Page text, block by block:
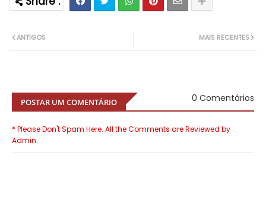
MAIS RECENTES
ANTIGOS
POSTAR UM COMENTÁRIO 0 Comentários
* Please Don't Spam Here. All the Comments are Reviewed by
Admin.